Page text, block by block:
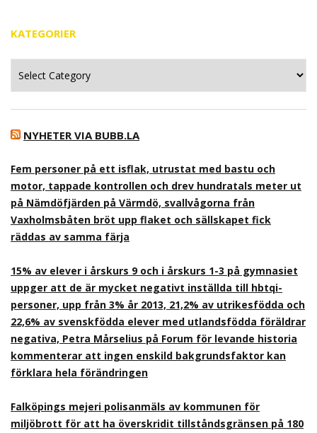
KATEGORIER
NYHETER VIA BUBB.LA
Fem personer på ett isflak, utrustat med bastu och
motor, tappade kontrollen och drev hundratals meter ut
på Nämdöfjärden på Värmdö, svallvågorna från
Vaxholmsbåten bröt upp flaket och sällskapet fick
räddas av samma färja
15% av elever i årskurs 9 och i årskurs 1-3 på gymnasiet
uppger att de är mycket negativt inställda till hbtqi-
personer, upp från 3% år 2013, 21,2% av utrikesfödda och
22,6% av svenskfödda elever med utlandsfödda föräldrar
negativa, Petra Mårselius på Forum för levande historia
kommenterar att ingen enskild bakgrundsfaktor kan
förklara hela förändringen
Falköpings mejeri polisanmäls av kommunen för
miljöbrott för att ha överskridit tillståndsgränsen på 180